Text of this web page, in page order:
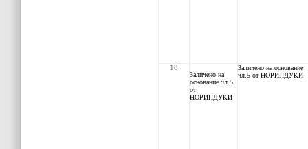
18
Заличено на
основание чл.5
от
НОРИПДУКИ
Заличено на основание
чл.5 от НОРИПДУКИ